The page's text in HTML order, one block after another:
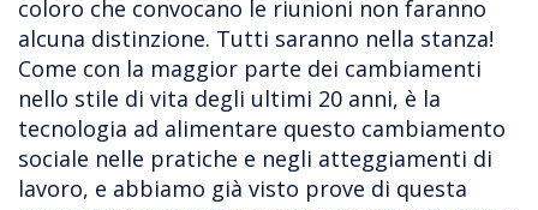
coloro che convocano le riunioni non faranno
alcuna distinzione. Tutti saranno nella stanza!
Come con la maggior parte dei cambiamenti
nello stile di vita degli ultimi 20 anni, è la
tecnologia ad alimentare questo cambiamento
sociale nelle pratiche e negli atteggiamenti di
lavoro, e abbiamo già visto prove di questa